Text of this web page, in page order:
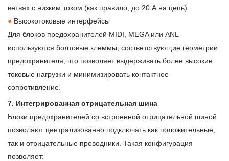
ветвях с низким током (как правило, до 20 А на цепь).
● Высокотоковые интерфейсы
Для блоков предохранителей MIDI, MEGA или ANL
используются болтовые клеммы, соответствующие геометрии
предохранителя, что позволяет выдерживать более высокие
токовые нагрузки и минимизировать контактное
сопротивление.
7. Интегрированная отрицательная шина
Блоки предохранителей со встроенной отрицательной шиной
позволяют централизованно подключать как положительные,
так и отрицательные проводники. Такая конфигурация
позволяет: